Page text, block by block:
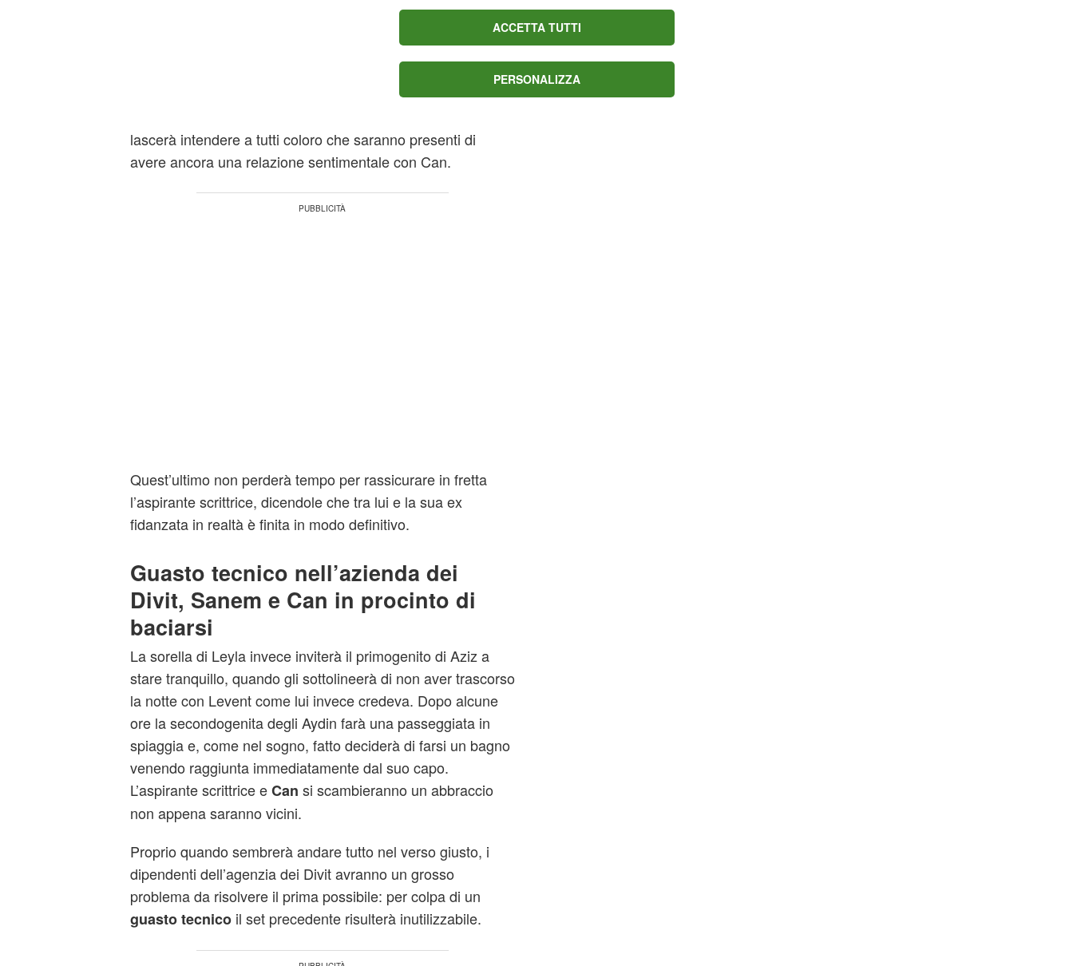
appena sostituirà un modello. Il compito del macellaio sarà
quello di bere per una giornata intera la bevanda biologica
Il fratello di Ayhan verrà raggiunto anche dalla diabolica
lascerà intendere a tutti coloro che saranno presenti di
avere ancora una relazione sentimentale con Can.
Quest’ultimo non perderà tempo per rassicurare in fretta
l’aspirante scrittrice, dicendole che tra lui e la sua ex
fidanzata in realtà è finita in modo definitivo.
Guasto tecnico nell’azienda dei
Divit, Sanem e Can in procinto di
baciarsi
La sorella di Leyla invece inviterà il primogenito di Aziz a
stare tranquillo, quando gli sottolineerà di non aver trascorso
la notte con Levent come lui invece credeva. Dopo alcune
ore la secondogenita degli Aydin farà una passeggiata in
spiaggia e, come nel sogno, fatto deciderà di farsi un bagno
venendo raggiunta immediatamente dal suo capo.
L’aspirante scrittrice eCan si scambieranno un abbraccio
non appena saranno vicini.
Proprio quando sembrerà andare tutto nel verso giusto, i
dipendenti dell’agenzia dei Divit avranno un grosso
problema da risolvere il prima possibile: per colpa di un
guasto tecnicoil set precedente risulterà inutilizzabile.
ACCETTA TUTTI
PERSONALIZZA